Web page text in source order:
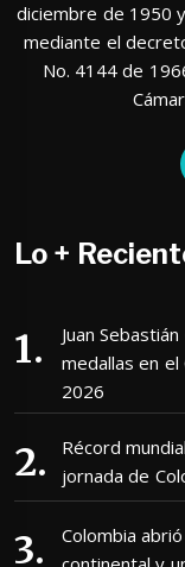
diciembre de 1950
mediante el
No. 4144 de
Lo +
Juan
medallas en el
2026
Récord
jornada de
Colombia